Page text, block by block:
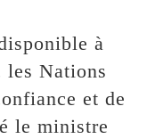
à
les Nations
et de
le ministre